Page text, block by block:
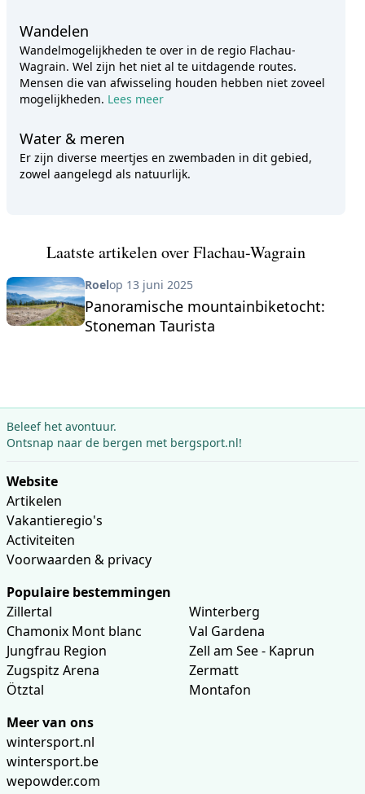
Wandelen
Wandelmogelijkheden te over in de regio Flachau-
Wagrain. Wel zijn het niet al te uitdagende routes.
Mensen die van afwisseling houden hebben niet zoveel
mogelijkheden. Lees meer
Water & meren
Er zijn diverse meertjes en zwembaden in dit gebied,
zowel aangelegd als natuurlijk.
Laatste artikelen over Flachau-Wagrain
Roelop 13 juni 2025
Panoramische mountainbiketocht:
Stoneman Taurista
Beleef het avontuur.
Ontsnap naar de bergen met bergsport.nl!
Website
Artikelen
Vakantieregio's
Activiteiten
Voorwaarden & privacy
Populaire bestemmingen
Zillertal
Chamonix Mont blanc
Jungfrau Region
Zugspitz Arena
Ötztal
Winterberg
Val Gardena
Zell am See - Kaprun
Zermatt
Montafon
Meer van ons
wintersport.nl
wintersport.be
wepowder.com